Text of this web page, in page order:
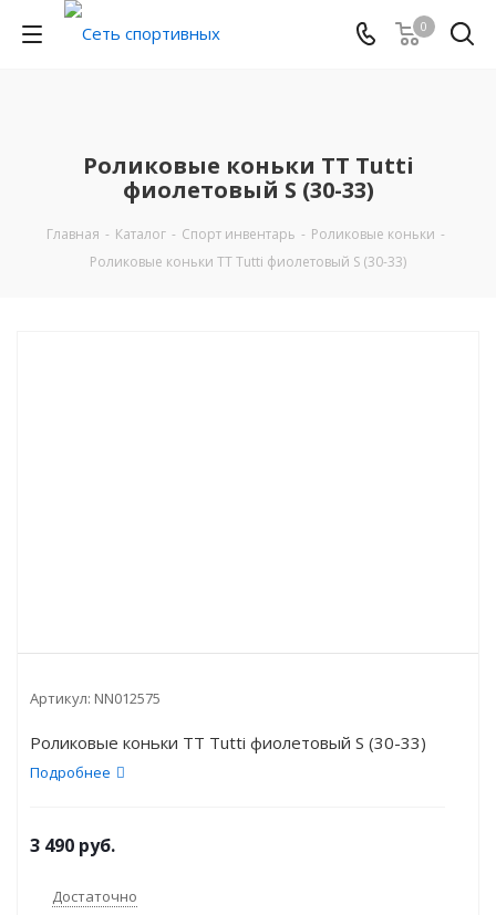
0
Роликовые коньки TT Tutti
фиолетовый S (30-33)
Главная - Каталог - Спорт инвентарь - Роликовые коньки -
Роликовые коньки TT Tutti фиолетовый S (30-33)
Артикул: NN012575
Роликовые коньки TT Tutti фиолетовый S (30-33)
Подробнее
3 490 руб.
Достаточно